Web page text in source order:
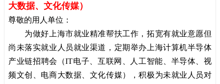
大数据、文化传媒）
尊敬的用人单位：
为做好上海市就业精准帮扶工作，拓宽有就业意愿但
尚未落实就业人员就业渠道，定期举办上海计算机半导体
产业链招聘会（IT电子、互联网、人工智能、半导体、视
频文创、电商大数据、文化传媒），积极为未就业人员对